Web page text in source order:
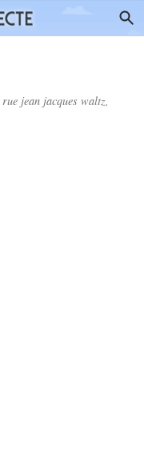
rue jean jacques waltz,